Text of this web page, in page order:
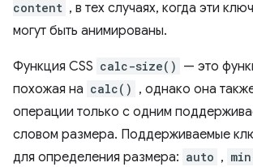
content , в тех случаях, когда эти
могут быть анимированы.
Функция CSS calc-size() — это
похожая на calc() , однако она
операции только с одним
словом размера. Поддерживаемые
для определения размера: auto ,